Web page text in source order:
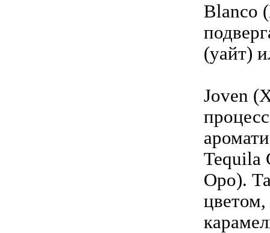
Blanco
(уайт)
Joven
Tequila
Оро).
цветом,